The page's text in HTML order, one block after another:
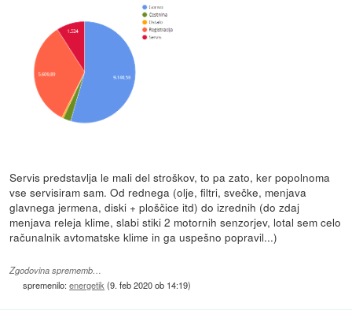
Servis predstavlja le mali del stroškov, to pa zato, ker popolnoma
vse servisiram sam. Od rednega (olje, filtri, svečke, menjava
glavnega jermena, diski + ploščice itd) do izrednih (do zdaj
menjava releja klime, slabi stiki 2 motornih senzorjev, lotal sem celo
računalnik avtomatske klime in ga uspešno popravil...)
Zgodovina sprememb…
spremenilo:energetik (9. feb 2020 ob 14:19)